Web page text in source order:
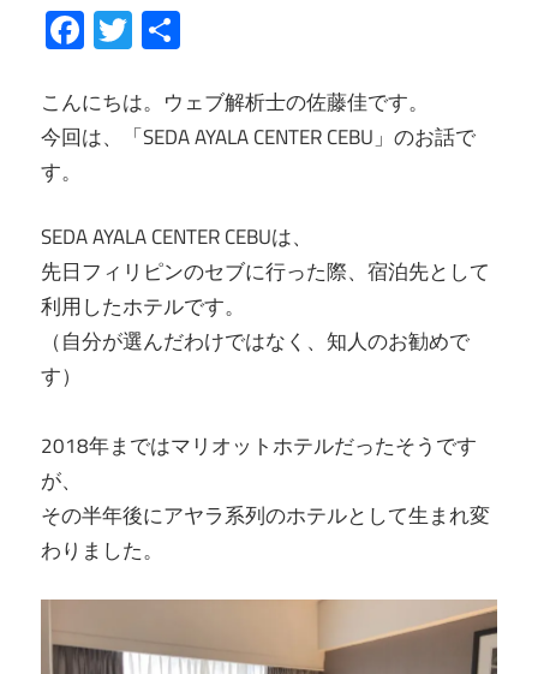
Facebook
Twitter
こんにちは。ウェブ解析士の佐藤佳です。
今回は、「SEDA AYALA CENTER CEBU」のお話で
す。
SEDA AYALA CENTER CEBUは、
先日フィリピンのセブに行った際、宿泊先として
利用したホテルです。
（自分が選んだわけではなく、知人のお勧めで
す）
2018年まではマリオットホテルだったそうです
が、
その半年後にアヤラ系列のホテルとして生まれ変
わりました。